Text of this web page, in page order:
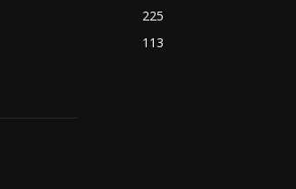
225
113